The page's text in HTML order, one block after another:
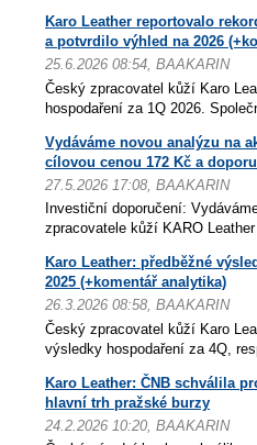
Karo Leather reportovalo
a potvrdilo výhled na 2026
25.6.2026 08:54, BAAKARIN
Český zpracovatel kůží Karo
hospodaření za 1Q 2026.
Vydáváme novou analýzu na
cílovou cenou 172 Kč a
27.5.2026 17:08, BAAKARIN
Investiční doporučení:
zpracovatele kůží KARO
Karo Leather: předběžné
2025 (+komentář analytika)
26.3.2026 08:58, BAAKARIN
Český zpracovatel kůží Karo
výsledky hospodaření za 4Q,
Karo Leather: ČNB schválila
hlavní trh pražské burzy
24.2.2026 10:20, BAAKARIN